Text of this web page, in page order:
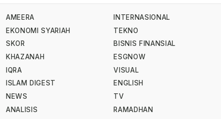
AMEERA
EKONOMI SYARIAH
SKOR
KHAZANAH
IQRA
ISLAM DIGEST
NEWS
ANALISIS
INTERNASIONAL
TEKNO
BISNIS FINANSIAL
ESGNOW
VISUAL
ENGLISH
TV
RAMADHAN